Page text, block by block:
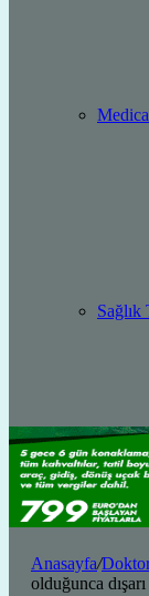
Sağlık
Anasayfa/
olduğunca dışarı